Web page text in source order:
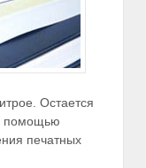
Остается
помощью
печатных